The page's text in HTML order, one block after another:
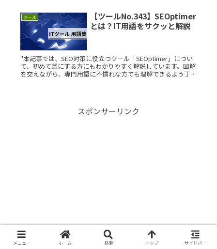
ツール
【ツールNo.343】SEOptimer
とは？IT用語をサクッと解説
"本記事では、SEO対策に役立つツール「SEOptimer」につい
て、初めて耳にする方にもわかりやすく解説しています。図解
を交えながら、専門用語に不慣れな方でも理解できるよう丁寧
スポンサーリンク
メニュー ホーム 検索 トップ サイドバー